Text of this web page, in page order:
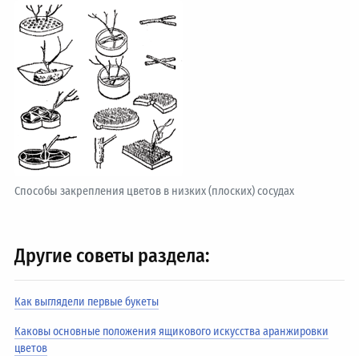
Способы закрепления цветов в низких (плоских) сосудах
Другие советы раздела:
Как выглядели первые букеты
Каковы основные положения ящикового искусства аранжировки
цветов